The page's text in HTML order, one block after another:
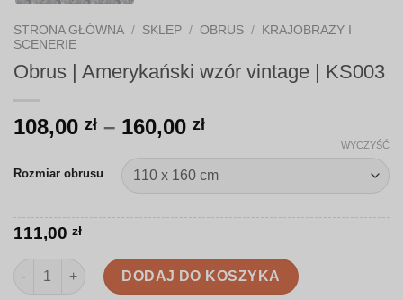
STRONA GŁÓWNA / SKLEP / OBRUS /
KRAJOBRAZY I
SCENERIE
Obrus | Amerykański wzór vintage | KS003
108,00 zł – 160,00 złZakres
od
108,00 zł
do
Rozmiar obrusu
WYCZYŚĆ
111,00 zł
ilość Obrus | Amerykański wzór vintage | KS003
DODAJ DO KOSZYKA